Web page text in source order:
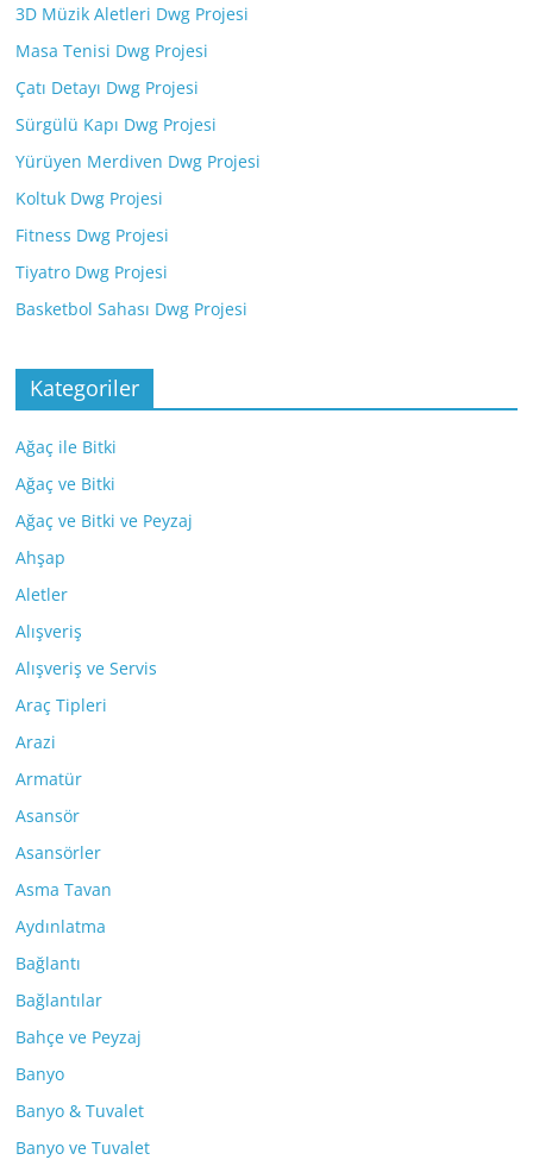
3D Müzik Aletleri Dwg Projesi
Masa Tenisi Dwg Projesi
Çatı Detayı Dwg Projesi
Sürgülü Kapı Dwg Projesi
Yürüyen Merdiven Dwg Projesi
Koltuk Dwg Projesi
Fitness Dwg Projesi
Tiyatro Dwg Projesi
Basketbol Sahası Dwg Projesi
Kategoriler
Ağaç ile Bitki
Ağaç ve Bitki
Ağaç ve Bitki ve Peyzaj
Ahşap
Aletler
Alışveriş
Alışveriş ve Servis
Araç Tipleri
Arazi
Armatür
Asansör
Asansörler
Asma Tavan
Aydınlatma
Bağlantı
Bağlantılar
Bahçe ve Peyzaj
Banyo
Banyo & Tuvalet
Banyo ve Tuvalet